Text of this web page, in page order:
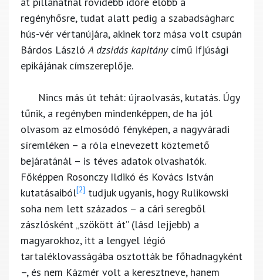
regényhősre, tudat alatt pedig a szabadságharc
hús-vér vértanújára, akinek torz mása volt csupán
Bárdos LászlóA dzsidás kapitány című ifjúsági
epikájának címszereplője.
Nincs más út tehát: újraolvasás, kutatás. Úgy
tűnik, a regényben mindenképpen, de ha jól
olvasom az elmosódó fényképen, a nagyváradi
síremléken – a róla elnevezett köztemető
bejáratánál – is téves adatok olvashatók.
Főképpen Rosonczy Ildikó és Kovács István
kutatásaiból[2] tudjuk ugyanis, hogy Rulikowski
soha nem lett százados – a cári seregből
zászlósként „szökött át” (lásd lejjebb) a
magyarokhoz, itt a lengyel légió
tartaléklovasságába osztották be főhadnagyként
–, és nem Kázmér volt a keresztneve, hanem